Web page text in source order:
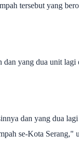
tersebut yang
dan yang dua unit lagi
dan yang dua
se-Kota Serang,"